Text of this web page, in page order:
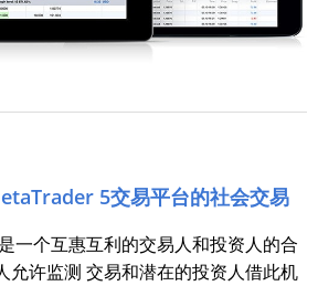
5交易平台的社会交易
一个互惠互利的交易人和投资人的合
允许监测 交易和潜在的投资人借此机